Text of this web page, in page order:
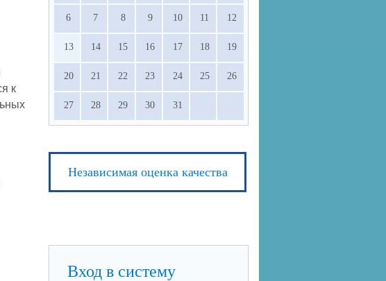
к
6 7 8 9 10 11 12
13 14 15 16 17 18 19
20 21 22 23 24 25 26
27 28 29 30 31
Независимая оценка качества
Вход в систему